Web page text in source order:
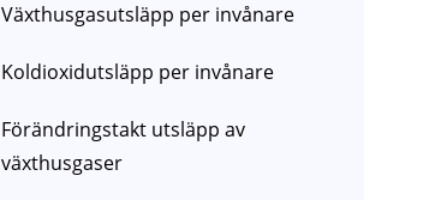
Växthusgasutsläpp per invånare
Koldioxidutsläpp per invånare
Förändringstakt utsläpp av
växthusgaser